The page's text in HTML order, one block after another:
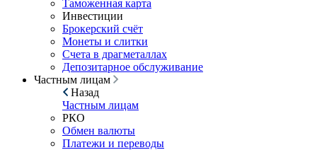
Таможенная карта
Инвестиции
Брокерский счёт
Монеты и слитки
Счета в драгметаллах
Депозитарное обслуживание
Частным лицам
Назад
Частным лицам
РКО
Обмен валюты
Платежи и переводы